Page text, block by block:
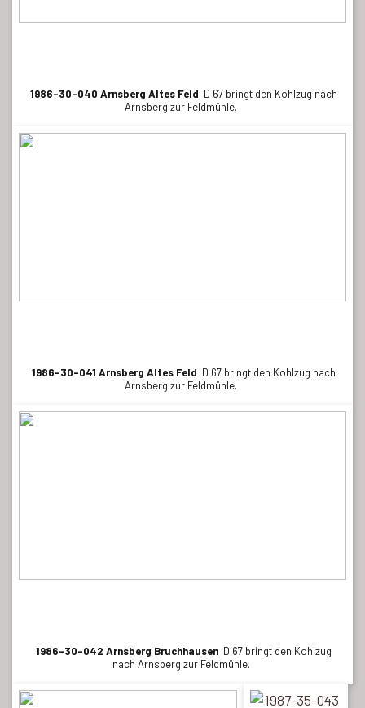
1986-30-040 Arnsberg Altes Feld D 67 bringt den Kohlzug nach
Arnsberg zur Feldmühle.
1986-30-041 Arnsberg Altes Feld D 67 bringt den Kohlzug nach
Arnsberg zur Feldmühle.
1986-30-042 Arnsberg Bruchhausen D 67 bringt den Kohlzug
nach Arnsberg zur Feldmühle.